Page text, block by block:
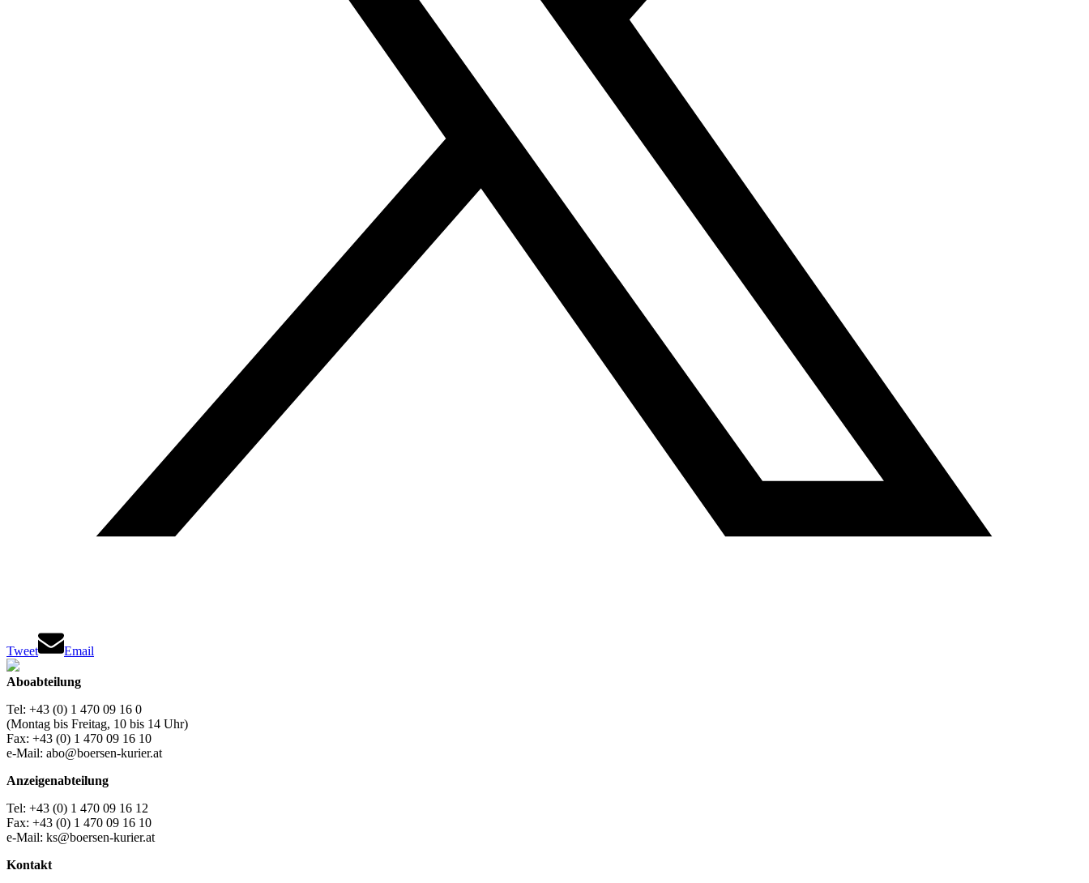
Tweet Email
Aboabteilung
Tel: +43 (0) 1 470 09 16 0
(Montag bis Freitag, 10 bis 14 Uhr)
Fax: +43 (0) 1 470 09 16 10
e-Mail: abo@boersen-kurier.at
Anzeigenabteilung
Tel: +43 (0) 1 470 09 16 12
Fax: +43 (0) 1 470 09 16 10
e-Mail: ks@boersen-kurier.at
Kontakt